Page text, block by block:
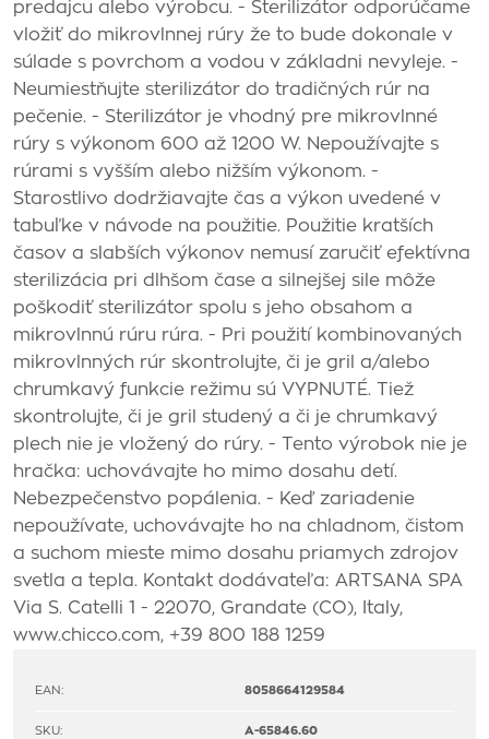
predajcu alebo výrobcu. - Sterilizátor odporúčame
vložiť do mikrovlnnej rúry že to bude dokonale v
súlade s povrchom a vodou v základni nevyleje. -
Neumiestňujte sterilizátor do tradičných rúr na
pečenie. - Sterilizátor je vhodný pre mikrovlnné
rúry s výkonom 600 až 1200 W. Nepoužívajte s
rúrami s vyšším alebo nižším výkonom. -
Starostlivo dodržiavajte čas a výkon uvedené v
tabuľke v návode na použitie. Použitie kratších
časov a slabších výkonov nemusí zaručiť efektívna
sterilizácia pri dlhšom čase a silnejšej sile môže
poškodiť sterilizátor spolu s jeho obsahom a
mikrovlnnú rúru rúra. - Pri použití kombinovaných
mikrovlnných rúr skontrolujte, či je gril a/alebo
chrumkavý funkcie režimu sú VYPNUTÉ. Tiež
skontrolujte, či je gril studený a či je chrumkavý
plech nie je vložený do rúry. - Tento výrobok nie je
hračka: uchovávajte ho mimo dosahu detí.
Nebezpečenstvo popálenia. - Keď zariadenie
nepoužívate, uchovávajte ho na chladnom, čistom
a suchom mieste mimo dosahu priamych zdrojov
svetla a tepla. Kontakt dodávateľa: ARTSANA SPA
Via S. Catelli 1 - 22070, Grandate (CO), Italy,
www.chicco.com, +39 800 188 1259
EAN: 8058664129584
SKU: A-65846.60